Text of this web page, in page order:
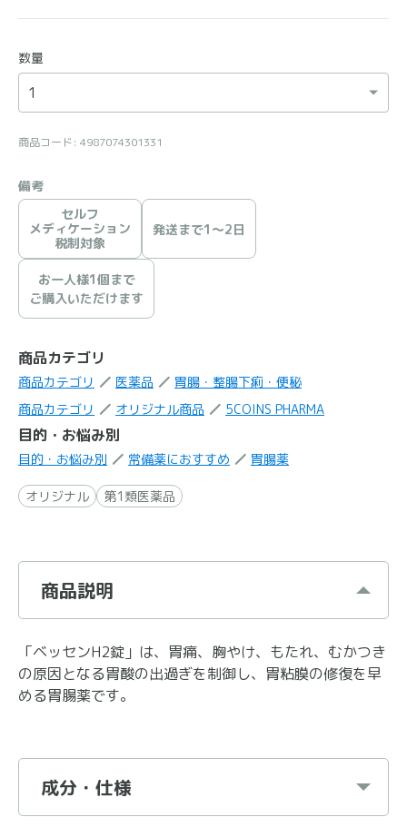
数量
商品コード: 4987074301331
備考
セルフ
メディケーション
税制対象
発送まで1〜2日
お一人様1個まで
ご購入いただけます
商品カテゴリ
商品カテゴリ 医薬品
胃腸・整腸下痢・便秘
商品カテゴリ
オリジナル商品 5COINS PHARMA
目的・お悩み別
目的・お悩み別 常備薬におすすめ 胃腸薬
オリジナル 第1類医薬品
商品説明
「ベッセンH2錠」は、胃痛、胸やけ、もたれ、むかつき
の原因となる胃酸の出過ぎを制御し、胃粘膜の修復を早
める胃腸薬です。
成分・仕様